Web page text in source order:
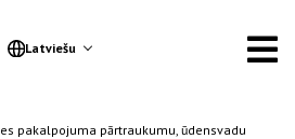
Latviešu
pakalpojuma pārtraukumu, ūdensvadu